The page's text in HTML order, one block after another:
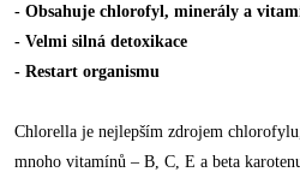
- Obsahuje chlorofyl, minerály a
- Velmi silná detoxikace
- Restart organismu
Chlorella je nejlepším zdrojem
mnoho vitamínů – B, C, E a beta